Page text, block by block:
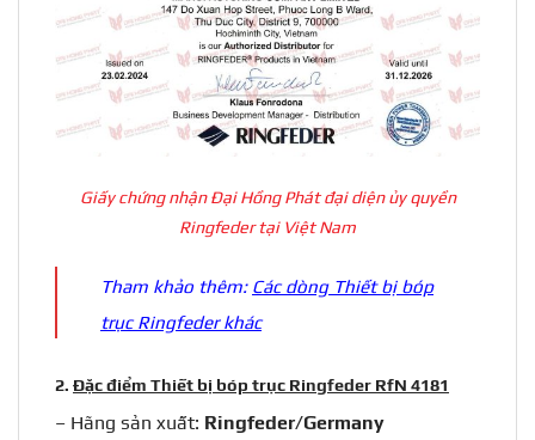
Giấy chứng nhận Đại Hồng Phát đại diện ủy quyền
Ringfeder tại Việt Nam
Tham khảo thêm: Các dòng Thiết bị bóp
trục Ringfeder khác
2. Đặc điểm Thiết bị bóp trục Ringfeder RfN 4181
– Hãng sản xuất: Ringfeder/Germany